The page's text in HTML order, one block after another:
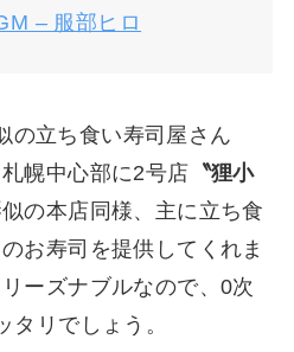
– 服部ヒロ
の立ち食い寿司屋さん
幌中心部に2号店 〝狸小
の本店同様、主に立ち食
お寿司を提供してくれま
ーズナブルなので、0次
タリでしょう。